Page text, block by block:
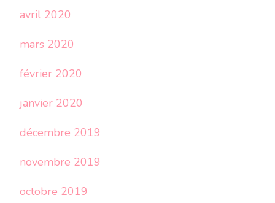
avril 2020
mars 2020
février 2020
janvier 2020
décembre 2019
novembre 2019
octobre 2019